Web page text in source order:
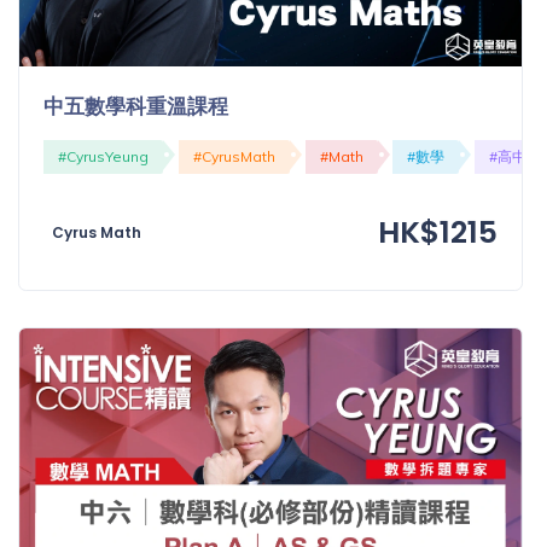
中五數學科重溫課程
#CyrusYeung #CyrusMath #Math #數學 #高中
Cyrus Math HK$1215